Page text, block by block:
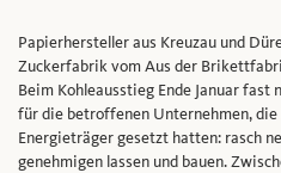
Papierhersteller aus Kreuzau und
Zuckerfabrik vom Aus der
Beim Kohleausstieg Ende Januar fast
für die betroffenen Unternehmen,
Energieträger gesetzt hatten: rasch
genehmigen lassen und bauen.